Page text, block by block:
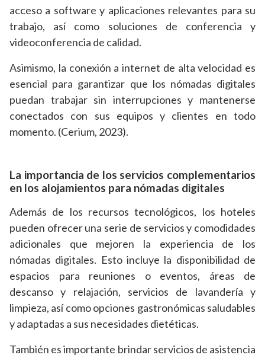
acceso a software y aplicaciones relevantes para su
trabajo, así como soluciones de conferencia y
videoconferencia de calidad.
Asimismo, la conexión a internet de alta velocidad es
esencial para garantizar que los nómadas digitales
puedan trabajar sin interrupciones y mantenerse
conectados con sus equipos y clientes en todo
momento. (Cerium, 2023).
La importancia de los servicios complementarios
en los alojamientos para nómadas digitales
Además de los recursos tecnológicos, los hoteles
pueden ofrecer una serie de servicios y comodidades
adicionales que mejoren la experiencia de los
nómadas digitales. Esto incluye la disponibilidad de
espacios para reuniones o eventos, áreas de
descanso y relajación, servicios de lavandería y
limpieza, así como opciones gastronómicas saludables
y adaptadas a sus necesidades dietéticas.
También es importante brindar servicios de asistencia